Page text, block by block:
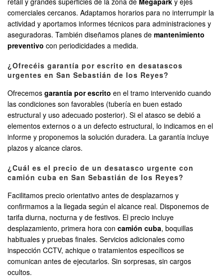
comerciales cercanos. Adaptamos horarios para no interrumpir la
actividad y aportamos informes técnicos para administraciones y
aseguradoras. También diseñamos planes de mantenimiento
preventivo con periodicidades a medida.
¿Ofrecéis garantía por escrito en desatascos
urgentes en San Sebastián de los Reyes?
Ofrecemos garantía por escrito en el tramo intervenido cuando
las condiciones son favorables (tubería en buen estado
estructural y uso adecuado posterior). Si el atasco se debió a
elementos externos o a un defecto estructural, lo indicamos en el
informe y proponemos la solución duradera. La garantía incluye
plazos y alcance claros.
¿Cuál es el precio de un desatasco urgente con
camión cuba en San Sebastián de los Reyes?
Facilitamos precio orientativo antes de desplazarnos y
confirmamos a la llegada según el alcance real. Disponemos de
tarifa diurna, nocturna y de festivos. El precio incluye
desplazamiento, primera hora con camión cuba, boquillas
habituales y pruebas finales. Servicios adicionales como
inspección CCTV, achique o tratamientos específicos se
comunican antes de ejecutarlos. Sin sorpresas, sin cargos
ocultos.